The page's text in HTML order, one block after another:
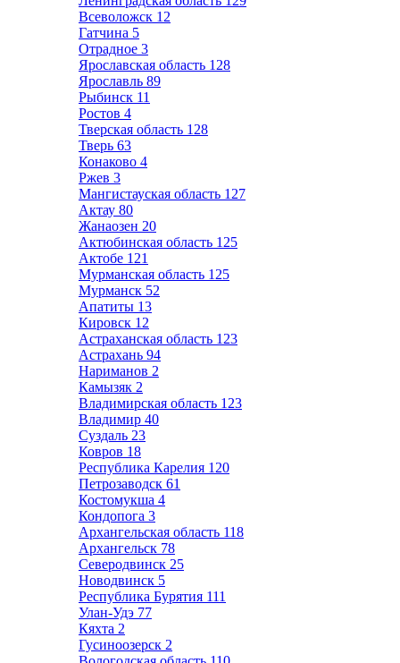
Всеволожск 12
Гатчина 5
Отрадное 3
Ярославская область 128
Ярославль 89
Рыбинск 11
Ростов 4
Тверская область 128
Тверь 63
Конаково 4
Ржев 3
Мангистауская область 127
Актау 80
Жанаозен 20
Актюбинская область 125
Актобе 121
Мурманская область 125
Мурманск 52
Апатиты 13
Кировск 12
Астраханская область 123
Астрахань 94
Нариманов 2
Камызяк 2
Владимирская область 123
Владимир 40
Суздаль 23
Ковров 18
Республика Карелия 120
Петрозаводск 61
Костомукша 4
Кондопога 3
Архангельская область 118
Архангельск 78
Северодвинск 25
Новодвинск 5
Республика Бурятия 111
Улан-Удэ 77
Кяхта 2
Гусиноозерск 2